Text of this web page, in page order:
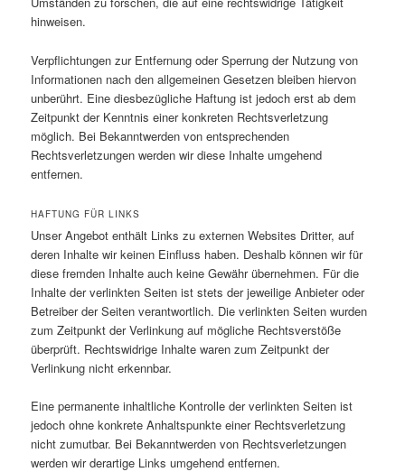
hinweisen.
Verpflichtungen zur Entfernung oder Sperrung der Nutzung von
Informationen nach den allgemeinen Gesetzen bleiben hiervon
unberührt. Eine diesbezügliche Haftung ist jedoch erst ab dem
Zeitpunkt der Kenntnis einer konkreten Rechtsverletzung
möglich. Bei Bekanntwerden von entsprechenden
Rechtsverletzungen werden wir diese Inhalte umgehend
entfernen.
HAFTUNG FÜR LINKS
Unser Angebot enthält Links zu externen Websites Dritter, auf
deren Inhalte wir keinen Einfluss haben. Deshalb können wir für
diese fremden Inhalte auch keine Gewähr übernehmen. Für die
Inhalte der verlinkten Seiten ist stets der jeweilige Anbieter oder
Betreiber der Seiten verantwortlich. Die verlinkten Seiten wurden
zum Zeitpunkt der Verlinkung auf mögliche Rechtsverstöße
überprüft. Rechtswidrige Inhalte waren zum Zeitpunkt der
Verlinkung nicht erkennbar.
Eine permanente inhaltliche Kontrolle der verlinkten Seiten ist
jedoch ohne konkrete Anhaltspunkte einer Rechtsverletzung
nicht zumutbar. Bei Bekanntwerden von Rechtsverletzungen
werden wir derartige Links umgehend entfernen.